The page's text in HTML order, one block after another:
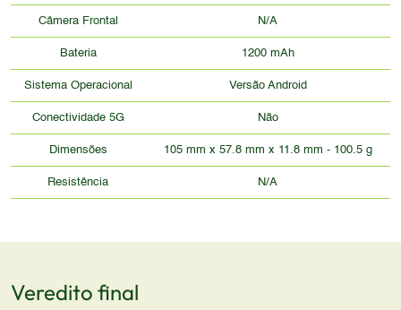
Câmera Frontal N/A
Bateria 1200 mAh
Sistema Operacional Versão Android
Conectividade 5G Não
Dimensões 105 mm x 57.8 mm x 11.8 mm - 100.5 g
Resistência N/A
Veredito final